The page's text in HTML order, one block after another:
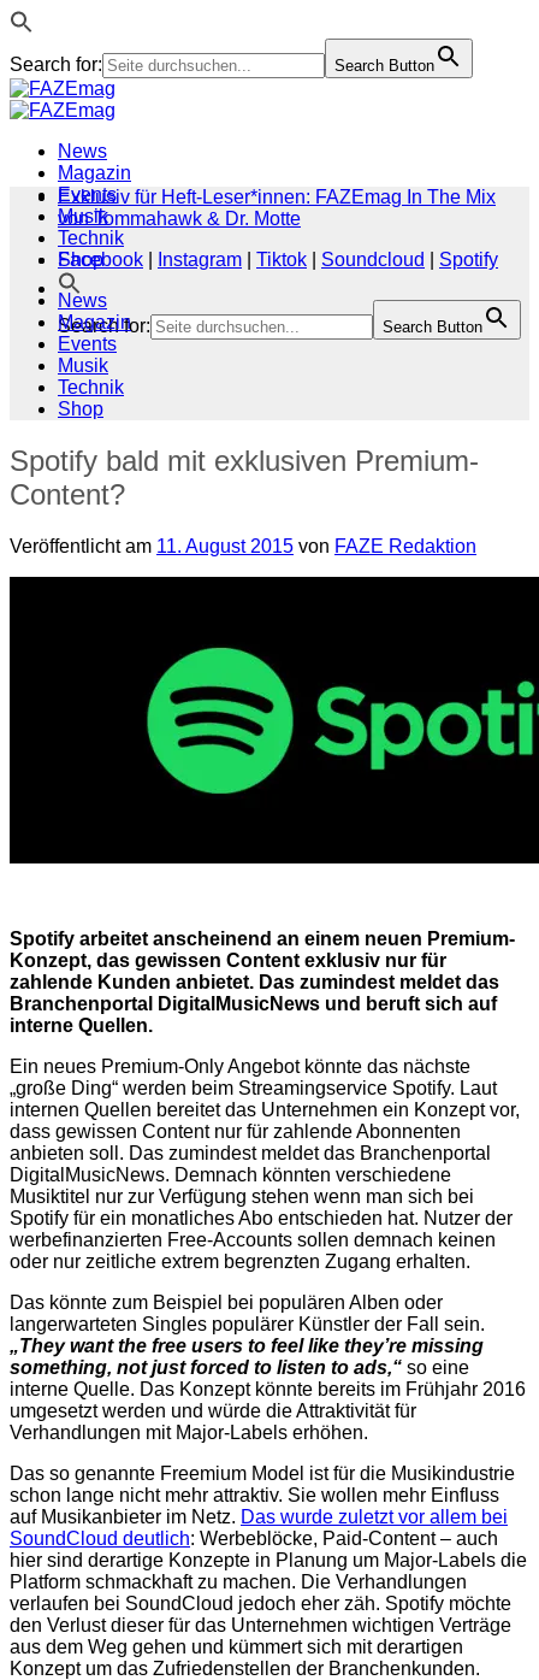
Search for: Search Button
Zum
Inhalt
News
Magazin
Events
Musik
Technik
Shop
Search for: Search Button
Exklusiv für Heft-Leser*innen: FAZEmag In The Mix
von Tommahawk & Dr. Motte
Facebook
Instagram Tiktok Soundcloud
Spotify
News
Magazin
Events
Musik
Technik
Shop
Spotify bald mit exklusiven Premium-
Content?
Veröffentlicht am 11. August 2015 von FAZE Redaktion
Spotify arbeitet anscheinend an einem neuen Premium-
Konzept, das gewissen Content exklusiv nur für
zahlende Kunden anbietet. Das zumindest meldet das
Branchenportal DigitalMusicNews und beruft sich auf
interne Quellen.
Ein neues Premium-Only Angebot könnte das nächste
„große Ding“ werden beim Streamingservice Spotify. Laut
internen Quellen bereitet das Unternehmen ein Konzept vor,
dass gewissen Content nur für zahlende Abonnenten
anbieten soll. Das zumindest meldet das Branchenportal
DigitalMusicNews. Demnach könnten verschiedene
Musiktitel nur zur Verfügung stehen wenn man sich bei
Spotify für ein monatliches Abo entschieden hat. Nutzer der
werbefinanzierten Free-Accounts sollen demnach keinen
oder nur zeitliche extrem begrenzten Zugang erhalten.
Das könnte zum Beispiel bei populären Alben oder
langerwarteten Singles populärer Künstler der Fall sein.
„They want the free users to feel like they’re missing
something, not just forced to listen to ads,“ so eine
interne Quelle. Das Konzept könnte bereits im Frühjahr 2016
umgesetzt werden und würde die Attraktivität für
Verhandlungen mit Major-Labels erhöhen.
Das so genannte Freemium Model ist für die Musikindustrie
schon lange nicht mehr attraktiv. Sie wollen mehr Einfluss
auf Musikanbieter im Netz. Das wurde zuletzt vor allem bei
SoundCloud deutlich: Werbeblöcke, Paid-Content – auch
hier sind derartige Konzepte in Planung um Major-Labels die
Platform schmackhaft zu machen. Die Verhandlungen
verlaufen bei SoundCloud jedoch eher zäh. Spotify möchte
den Verlust dieser für das Unternehmen wichtigen Verträge
aus dem Weg gehen und kümmert sich mit derartigen
Konzept um das Zufriedenstellen der Branchenkunden.